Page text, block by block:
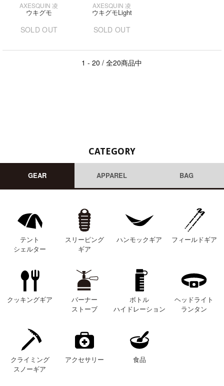
AXESQUIN 凌
ウキグモ
SOLD OUT
AXESQUIN 凌
ウキグモLight
SOLD OUT
1 - 20 / 全20商品中
CATEGORY
GEAR APPAREL BAG
テント
シェルター
スリーピング
ギア
ハンモックギア フィールドギア
クッキングギア
バーナー
ストーブ
ボトル
ハイドレーション
ヘッドライト
ランタン
クライミング
スノーギア
アクセサリー 食品